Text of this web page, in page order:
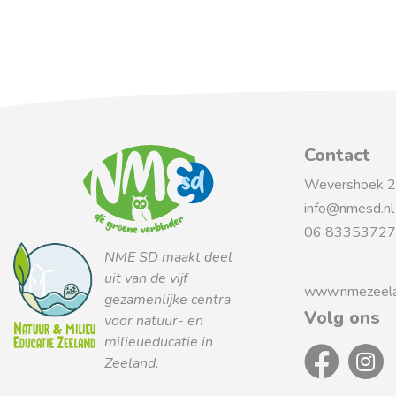
NME SD maakt deel
uit van de vijf
gezamenlijke centra
voor natuur- en
milieueducatie in
Zeeland.
Contact
Wevershoek
info@nmesd.nl
06 83353727
Volg ons